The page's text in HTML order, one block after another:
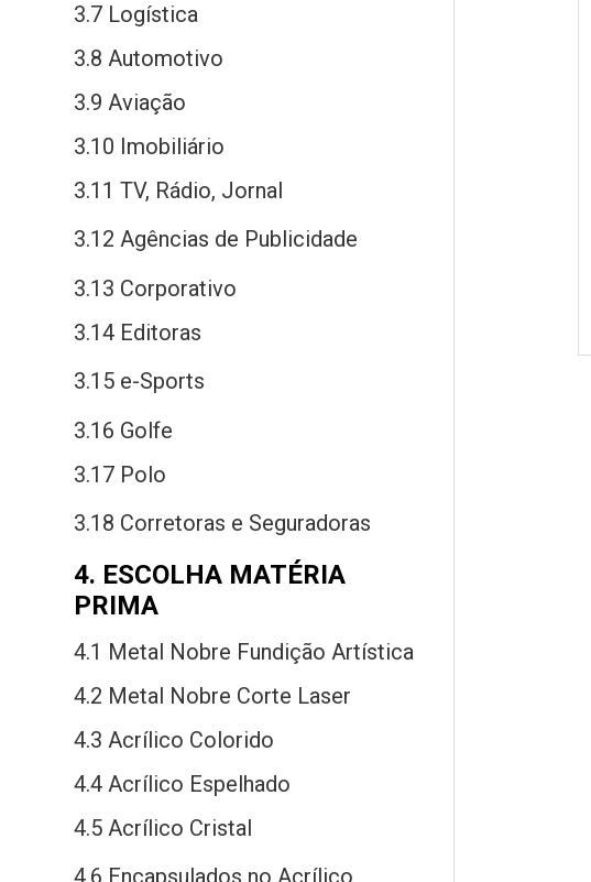
3.7 Logística
3.8 Automotivo
3.9 Aviação
3.10 Imobiliário
3.11 TV, Rádio, Jornal
3.12 Agências de Publicidade
3.13 Corporativo
3.14 Editoras
3.15 e-Sports
3.16 Golfe
3.17 Polo
3.18 Corretoras e Seguradoras
4. ESCOLHA MATÉRIA
PRIMA
4.1 Metal Nobre Fundição Artística
4.2 Metal Nobre Corte Laser
4.3 Acrílico Colorido
4.4 Acrílico Espelhado
4.5 Acrílico Cristal
4.6 Encapsulados no Acrílico